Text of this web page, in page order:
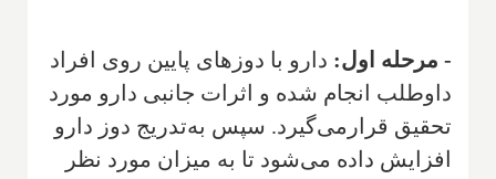
- مرحله اول: دارو با دوزهای پایین روی افراد
داوطلب انجام شده و اثرات جانبی دارو مورد
تحقیق قرارمی‌گیرد. سپس به‌تدریج دوز دارو
افزایش داده می‌شود تا به میزان مورد نظر